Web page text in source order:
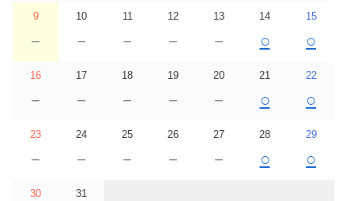
9
－
10
－
11
－
12
－
13
－
14
○
15
○
16
－
17
－
18
－
19
－
20
－
21
○
22
○
23
－
24
－
25
－
26
－
27
－
28
○
29
○
30 31